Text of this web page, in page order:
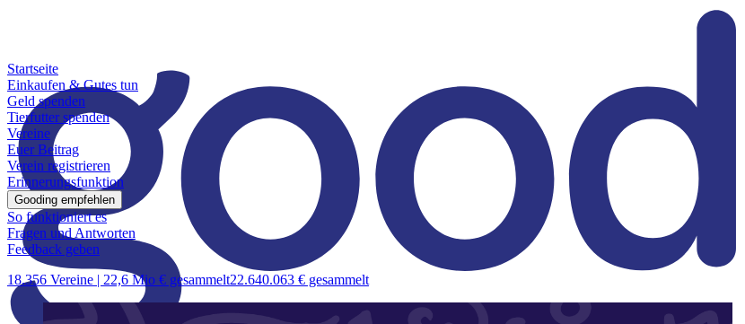
Startseite
Einkaufen & Gutes tun
Geld spenden
Tierfutter spenden
Vereine
Euer Beitrag
Verein registrieren
Erinnerungsfunktion
Gooding empfehlen
So funktioniert es
Fragen und Antworten
Feedback geben
18.356 Vereine | 22,6 Mio € gesammelt22.640.063 € gesammelt